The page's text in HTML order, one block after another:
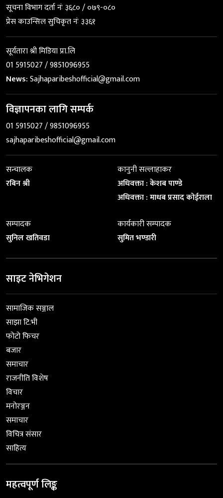
सूचना विभाग दर्ता नंः ३६८० / ०७९-०८०
प्रेस काउन्सिल सुचिकृत नंः ३३६१
सूर्यतारा श्री मिडिया प्रा.लि
01 5915027 / 9851096955
News:Sajhaparibeshofficial@gmail.com
विज्ञापनका लागि सम्पर्क
01 5915027 / 9851096955
sajhaparibeshofficial@gmail.com
सन्चालक
रबिन श्री
कानुनी सल्लाहाकर
अधिवक्ता : केशब पाण्डे
अधिवक्ता : माधब प्रसाद कोईराला
सम्पादक
सुनिल खतिवडा
कार्यकारी सम्पादक
सुमित भण्डारी
साइट नेभिगेशन
सामाजिक सञ्जाल
साझा टि.भी
फोटो फिचर
बजार
समाचार
राजनीति विशेष
विचार
मनोरञ्जन
समाचार
विचित्र संसार
साहित्य
महत्वपूर्ण लिङ्क